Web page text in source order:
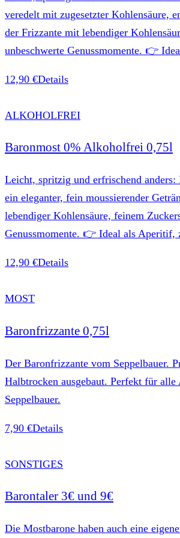
veredelt mit zugesetzter Kohlensäure,
der Frizzante mit lebendiger
unbeschwerte Genussmomente. 👉
12,90 €Details
ALKOHOLFREI
Baronmost 0% Alkoholfrei 0,75l
Leicht, spritzig und erfrischend
ein eleganter, fein moussierender
lebendiger Kohlensäure, feinem
Genussmomente. 👉 Ideal als Aperitif,
12,90 €Details
MOST
Baronfrizzante 0,75l
Der Baronfrizzante vom Seppelbauer.
Halbtrocken ausgebaut. Perfekt für
Seppelbauer.
7,90 €Details
SONSTIGES
Barontaler 3€ und 9€
Die Mostbarone haben auch eine